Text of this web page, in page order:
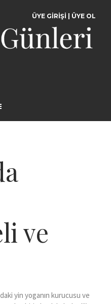
ÜYE GİRİŞİ ÜYE OL
ve
yin yoganın kurucusu ve